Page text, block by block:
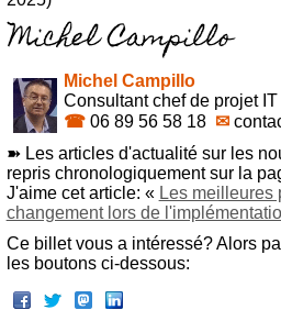
Michel Campillo
Consultant chef de projet IT
☎ 06 89 56 58 18 ✉
➽ Les articles d'actualité sur les
repris chronologiquement sur la
J'aime cet article: « Les meilleures
changement lors de
Ce billet vous a intéressé? Alors
les boutons ci-dessous: